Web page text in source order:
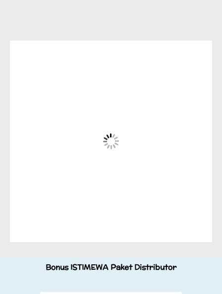
Bonus ISTIMEWA Paket Distributor